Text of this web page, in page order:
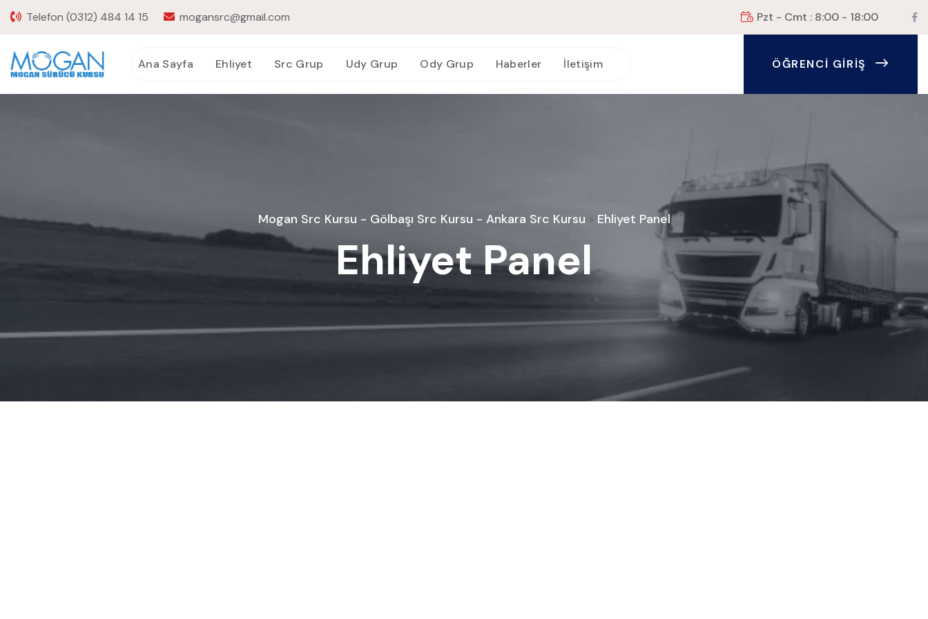
Telefon (0312) 484 14 15 mogansrc@gmail.com Pzt - Cmt : 8:00 - 18:00
Ana Sayfa Ehliyet Src Grup Udy Grup Ody Grup Haberler İletişim ÖĞRENCI GIRIŞ
Mogan Src Kursu - Gölbaşı Src Kursu - Ankara Src Kursu > Ehliyet Panel
Ehliyet Panel